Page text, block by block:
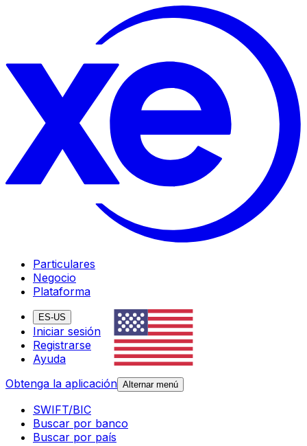
Particulares
Negocio
Plataforma
ES-US
Iniciar sesión
Registrarse
Ayuda
Obtenga la aplicación Alternar menú
SWIFT/BIC
Buscar por banco
Buscar por país